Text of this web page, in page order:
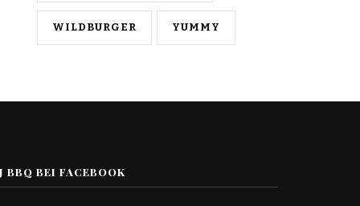
WILDBURGER YUMMY
BBQ BEI FACEBOOK